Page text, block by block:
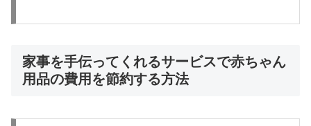
家事を手伝ってくれるサービスで赤ちゃん
用品の費用を節約する方法